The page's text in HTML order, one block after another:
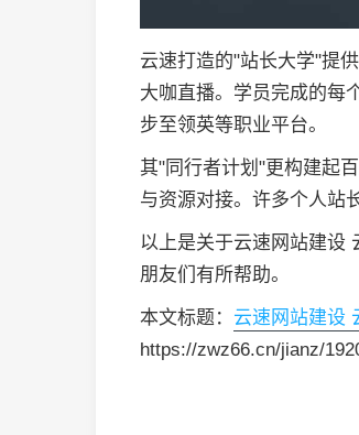
云速打造的"站长大学"提
大咖直播。学员完成的每
步至领英等职业平台。
其"同行者计划"更构建起
与资源对接。许多个人站
以上是关于云速网站建设
朋友们有所帮助。
本文标题： 云速网站建设
https://zwz66.cn/jianz/